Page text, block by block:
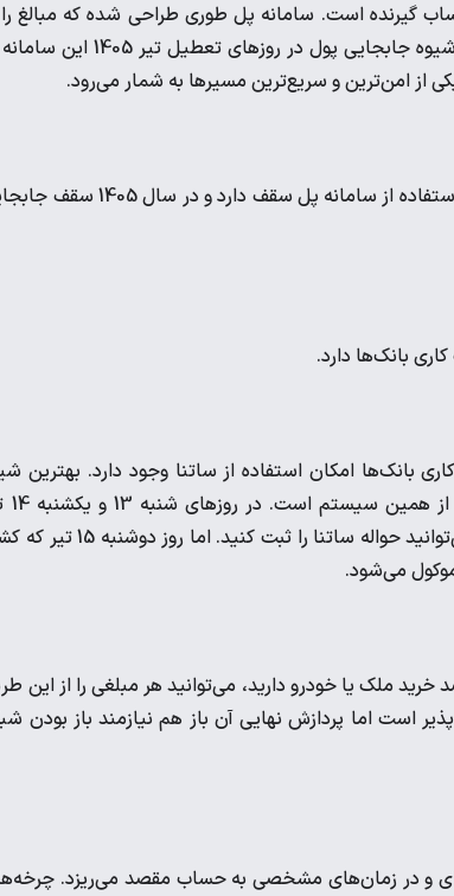
گیرنده است. سامانه پل طوری طراحی شده که مبالغ را
اساس شماره شبا در همان لحظه و بدون هیچ تاخیری منتقل کند. در بررسی شیوه جابجایی پول در روز‌های
از امن‌ترین و سریع‌ترین مسیرها به شمار می‌رود.
سامانه پل با اینکه بدون اتلاف وقت مبالغ را جابجا می‌کند، بدون ایراد نیست. استفاده از سامانه پل سقف
بانک‌ها دارد.
بانک‌ها امکان استفاده از ساتنا وجود دارد. بهترین
جابجایی پول
شعبه‌های کشیک بانک برای نقل‌وانتقال پول در ساعت کاری فعالیت دارند و می‌توانید حواله ساتنا را ثبت
می‌شود.
ملک یا خودرو دارید، می‌توانید هر مبلغی را از این
است اما پردازش نهایی آن باز هم نیازمند باز بودن
و در زمان‌های مشخصی به حساب مقصد می‌ریزد.